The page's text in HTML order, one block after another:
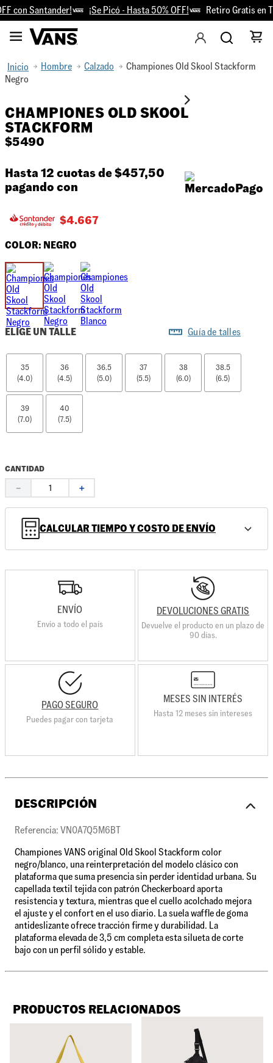
con Santander! ¡Se Picó - Hasta 50% OFF! Retiro Gratis en
Hombre Calzado
Championes Old Skool Stackform
Negro
CHAMPIONES OLD SKOOL
STACKFORM
$5490
Hasta 12 cuotas de$457,50
pagando con
$4.667
COLOR: NEGRO
ELIGE UN TALLE Guía de talles
35
(4.0)
36
(4.5)
36.5
(5.0)
37
(5.5)
38
(6.0)
38.5
(6.5)
39
(7.0)
40
(7.5)
CANTIDAD
＋
－
CALCULAR TIEMPO Y COSTO DE ENVÍO
ENVÍO
Envio a todo el país
DEVOLUCIONES GRATIS
Devuelve el producto en un plazo de
90 días.
PAGO SEGURO
Puedes pagar con tarjeta
MESES SIN INTERÉS
Hasta 12 meses sin intereses
DESCRIPCIÓN
Referencia: VN0A7Q5M6BT
Championes VANS original Old Skool Stackform color
negro/blanco, una reinterpretación del modelo clásico con
plataforma que suma presencia sin perder identidad urbana. Su
capellada textil tejida con patrón Checkerboard aporta
resistencia y textura, mientras que el cuello acolchado mejora
el ajuste y el confort en el uso diario. La suela waffle de goma
antideslizante ofrece tracción firme y durabilidad. La
plataforma elevada de 3,5 cm completa esta silueta de corte
bajo con un perfil sólido y estable.
PRODUCTOS RELACIONADOS